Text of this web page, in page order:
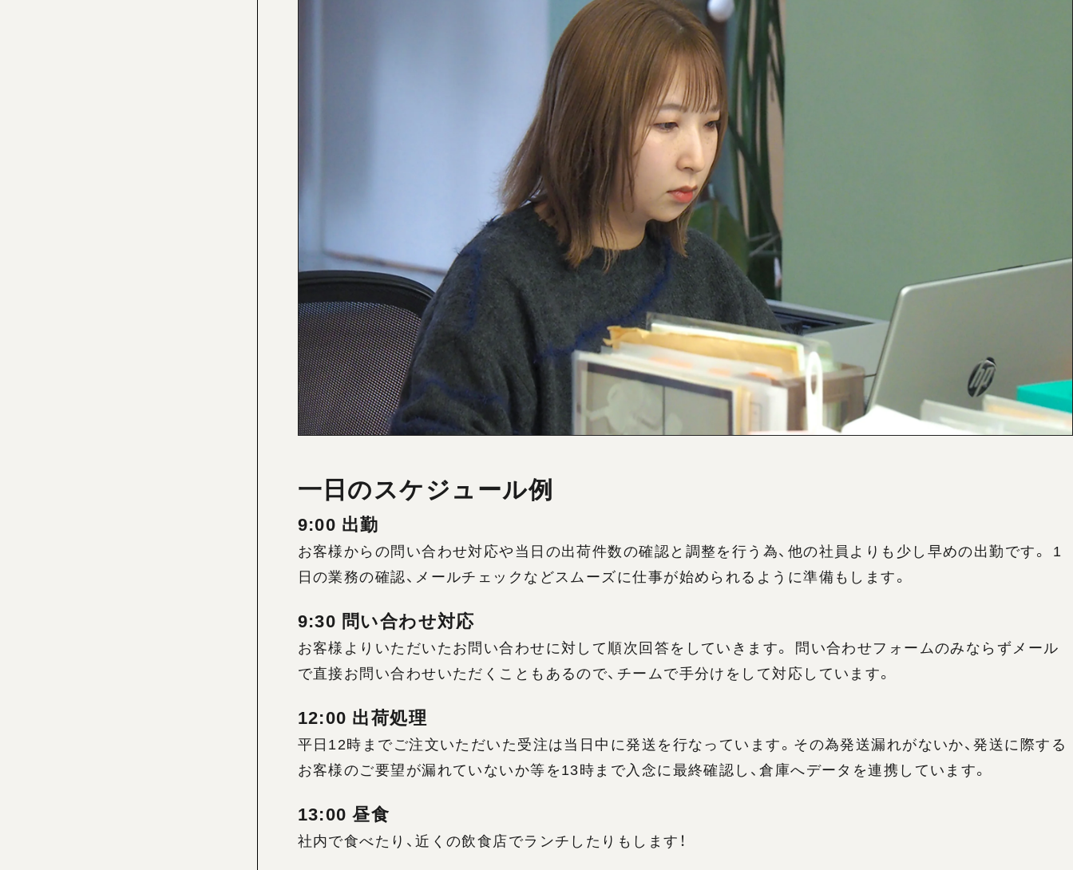
一日のスケジュール例
9:00 出勤
お客様からの問い合わせ対応や当日の出荷件数の確認と調整を行う為、他の社員よりも少し早めの出勤です。 1
日の業務の確認、メールチェックなどスムーズに仕事が始められるように準備もします。
9:30 問い合わせ対応
お客様よりいただいたお問い合わせに対して順次回答をしていきます。 問い合わせフォームのみならずメール
で直接お問い合わせいただくこともあるので、チームで手分けをして対応しています。
12:00 出荷処理
平日12時までご注文いただいた受注は当日中に発送を行なっています。その為発送漏れがないか、発送に際する
お客様のご要望が漏れていないか等を13時まで入念に最終確認し、倉庫へデータを連携しています。
13:00 昼食
社内で食べたり、近くの飲食店でランチしたりもします！